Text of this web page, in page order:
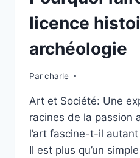
licence
archéologie
Parcharle
Art et Société: Une
racines de la passion
l’art fascine-t-il
Il est plus qu’un